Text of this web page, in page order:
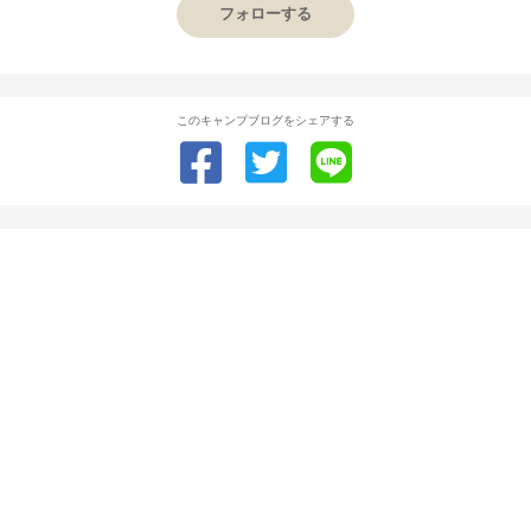
フォローする
このキャンプブログをシェアする